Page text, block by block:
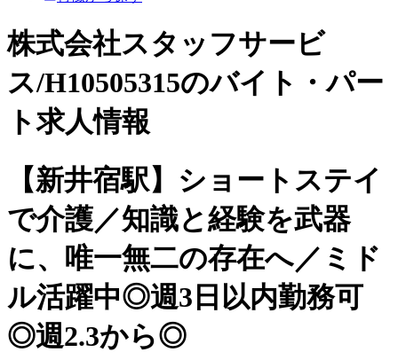
株式会社スタッフサービ
ス/H10505315のバイト・パー
ト求人情報
【新井宿駅】ショートステイ
で介護／知識と経験を武器
に、唯一無二の存在へ／ミド
ル活躍中◎週3日以内勤務可
◎週2.3から◎